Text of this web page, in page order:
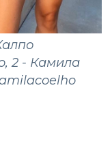
2 - Камила